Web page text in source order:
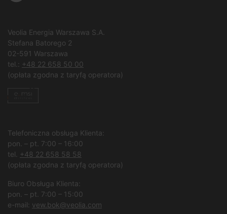
Veolia Energia Warszawa S.A.
Stefana Batorego 2
02-591 Warszawa
tel.: +48 22 658 50 00
(opłata zgodna z taryfą operatora)
Telefoniczna obsługa Klienta:
pon. – pt. 7:00 – 16:00
tel. +48 22 658 58 58
(opłata zgodna z taryfą operatora)
Biuro Obsługa Klienta:
pon. – pt. 7:00 – 15:00
e-mail: vew.bok@veolia.com